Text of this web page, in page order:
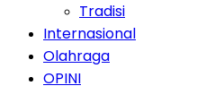
Tradisi
Internasional
Olahraga
OPINI